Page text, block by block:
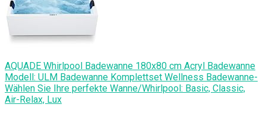
AQUADE Whirlpоol Badewanne 180x80 cm Acryl Badewanne
Modell: ULM Bаdewanne Komplettset Wellness Bаdewanne-
Wählen Sie Ihre perfekte Wanne/Whirlpоol: Basic, Classic,
Air-Relax, Lux